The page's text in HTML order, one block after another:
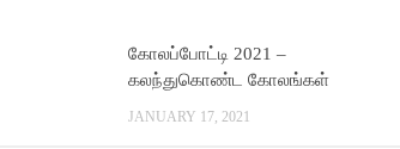
கோலப்போட்டி 2021 –
கலந்துகொண்ட கோலங்கள்
JANUARY 17, 2021